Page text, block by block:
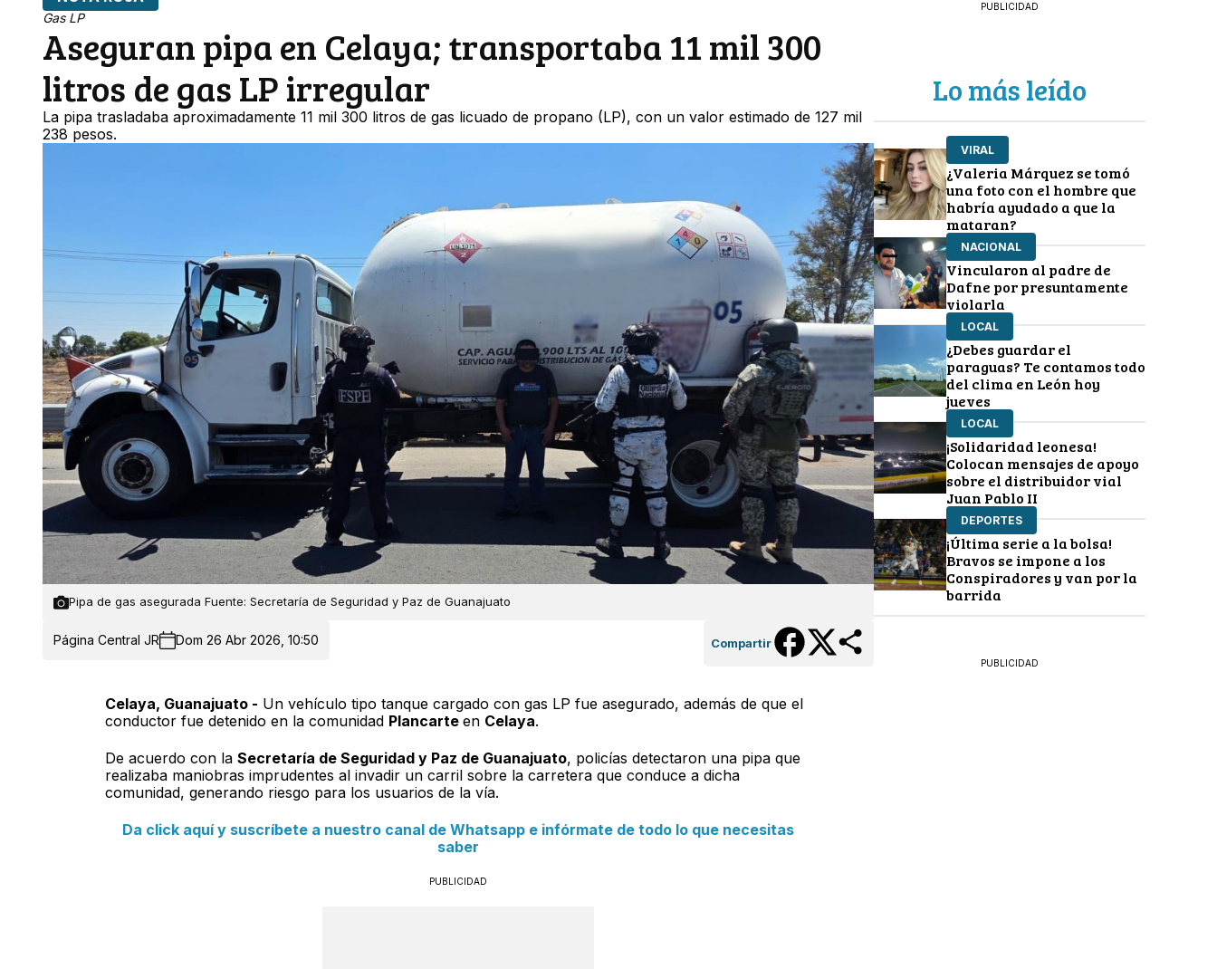
Gas LP
Aseguran pipa en Celaya; transportaba 11 mil 300
litros de gas LP irregular
La pipa trasladaba aproximadamente 11 mil 300 litros de gas licuado de propano (LP), con un valor estimado de 127 mil
238 pesos.
Pipa de gas asegurada Fuente: Secretaría de Seguridad y Paz de Guanajuato
Página Central JR Dom 26 Abr 2026, 10:50 Compartir
Celaya, Guanajuato - Un vehículo tipo tanque cargado con gas LP fue asegurado, además de que el
conductor fue detenido en la comunidad Plancarte en Celaya.
De acuerdo con la Secretaría de Seguridad y Paz de Guanajuato, policías detectaron una pipa que
realizaba maniobras imprudentes al invadir un carril sobre la carretera que conduce a dicha
comunidad, generando riesgo para los usuarios de la vía.
Da click aquí y suscríbete a nuestro canal de Whatsapp e infórmate de todo lo que necesitas
saber
PUBLICIDAD
PUBLICIDAD
Lo más leído
VIRAL
¿Valeria Márquez se tomó
una foto con el hombre que
habría ayudado a que la
mataran?
NACIONAL
Vincularon al padre de
Dafne por presuntamente
violarla
LOCAL
¿Debes guardar el
paraguas? Te contamos todo
del clima en León hoy
jueves
LOCAL
¡Solidaridad leonesa!
Colocan mensajes de apoyo
sobre el distribuidor vial
Juan Pablo II
DEPORTES
¡Última serie a la bolsa!
Bravos se impone a los
Conspiradores y van por la
barrida
PUBLICIDAD